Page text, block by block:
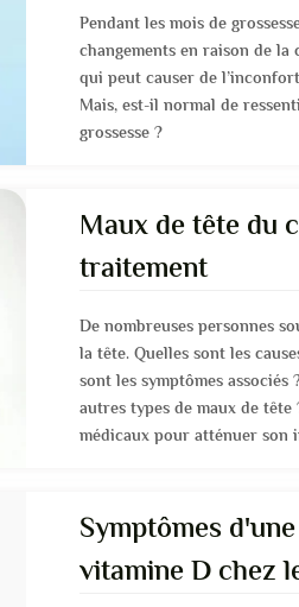
Pendant les mois de
changements en raison de
qui peut causer de
Mais, est-il normal de
grossesse ?
Maux de tête du
traitement
De nombreuses personnes
la tête. Quelles sont les
sont les symptômes
autres types de maux de
médicaux pour atténuer son
Symptômes
vitamine D chez